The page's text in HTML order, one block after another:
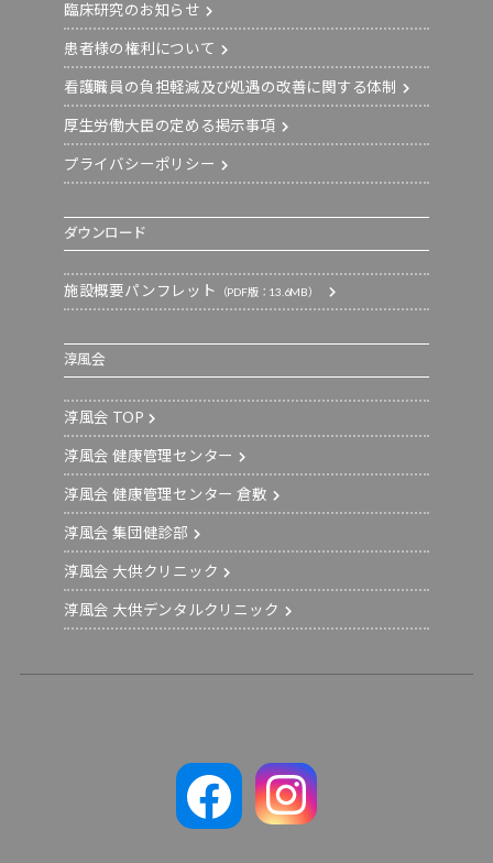
臨床研究のお知らせ
患者様の権利について
看護職員の負担軽減及び処遇の改善に関する体制
厚生労働大臣の定める掲示事項
プライバシーポリシー
ダウンロード
施設概要パンフレット （PDF版：13.6MB）
淳風会
淳風会 TOP
淳風会 健康管理センター
淳風会 健康管理センター 倉敷
淳風会 集団健診部
淳風会 大供クリニック
淳風会 大供デンタルクリニック